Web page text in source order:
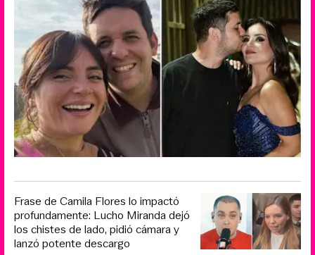
Frase de Camila Flores lo impactó
profundamente: Lucho Miranda dejó
los chistes de lado, pidió cámara y
lanzó potente descargo